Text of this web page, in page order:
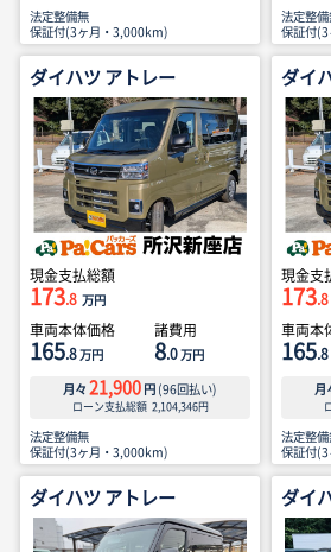
法定整備無
保証付(3ヶ月・3,000km)
法定整
保証付
ダイハツ アトレー
現金支払総額
173.8 万円
車両本体価格
165.8万円
諸費用
8.0万円
月々 21,900 円 (96回払い)
ローン支払総額 2,104,346円
法定整備無
保証付(3ヶ月・3,000km)
ダイ
現金支
173.8
車両本
165.8
月
法定整
保証付
ダイハツ アトレー ダイ